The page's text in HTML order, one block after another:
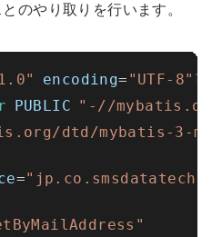
のやり取りを行います。
encoding= "UTF-8" ?>
PUBLIC "-//
dtd/mybatis-3-
=